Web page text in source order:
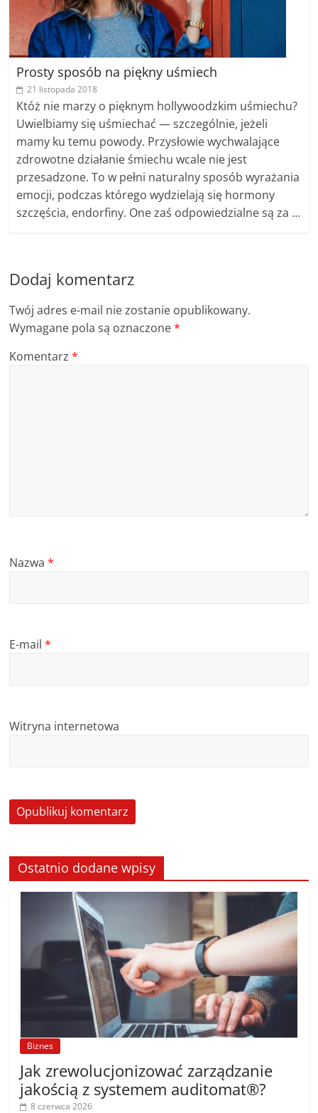
Prosty sposób na piękny uśmiech
21 listopada 2018
Któż nie marzy o pięknym hollywoodzkim uśmiechu?
Uwielbiamy się uśmiechać — szczególnie, jeżeli
mamy ku temu powody. Przysłowie wychwalające
zdrowotne działanie śmiechu wcale nie jest
przesadzone. To w pełni naturalny sposób wyrażania
emocji, podczas którego wydzielają się hormony
szczęścia, endorfiny. One zaś odpowiedzialne są za …
Dodaj komentarz
Twój adres e-mail nie zostanie opublikowany.
Wymagane pola są oznaczone*
Komentarz*
Nazwa*
E-mail*
Witryna internetowa
Ostatnio dodane wpisy
Biznes
Jak zrewolucjonizować zarządzanie
jakością z systemem auditomat®?
8 czerwca 2026